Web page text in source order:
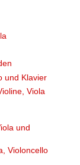
und Klavier
Viola
und
Violoncello